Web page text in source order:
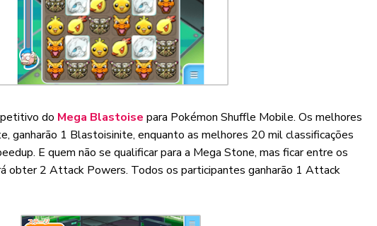
do Mega Blastoise para Pokémon Shuffle Mobile. Os melhores
ganharão 1 Blastoisinite, enquanto as melhores 20 mil classificações
E quem não se qualificar para a Mega Stone, mas ficar entre os
obter 2 Attack Powers. Todos os participantes ganharão 1 Attack